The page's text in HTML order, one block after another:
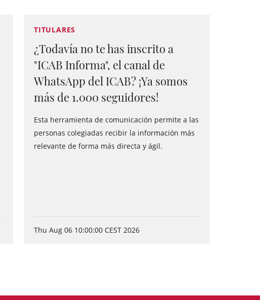
TITULARES
¿Todavía no te has inscrito a
"ICAB Informa", el canal de
WhatsApp del ICAB? ¡Ya somos
más de 1.000 seguidores!
Esta herramienta de comunicación permite a las
personas colegiadas recibir la información más
relevante de forma más directa y ágil.
Thu Aug 06 10:00:00 CEST 2026